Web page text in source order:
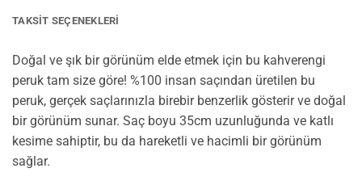
TAKSIT SEÇENEKLERI
Doğal ve şık bir görünüm elde etmek için bu kahverengi
peruk tam size göre! %100 insan saçından üretilen bu
peruk, gerçek saçlarınızla birebir benzerlik gösterir ve doğal
bir görünüm sunar. Saç boyu 35cm uzunluğunda ve katlı
kesime sahiptir, bu da hareketli ve hacimli bir görünüm
sağlar.